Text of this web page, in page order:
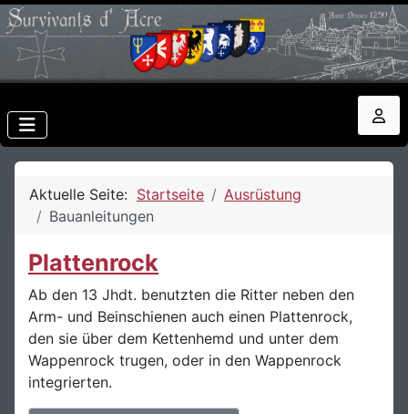
Aktuelle Seite: Startseite
Ausrüstung
Bauanleitungen
Plattenrock
Ab den 13 Jhdt. benutzten die Ritter neben den
Arm- und Beinschienen auch einen Plattenrock,
den sie über dem Kettenhemd und unter dem
Wappenrock trugen, oder in den Wappenrock
integrierten.